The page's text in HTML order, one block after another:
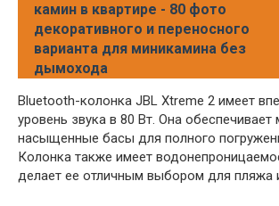
камин в квартире - 80 фото
декоративного и переносного
варианта для миникамина без
дымохода
Bluetooth-колонка JBL Xtreme 2 имеет
уровень звука в 80 Вт. Она
насыщенные басы для полного
Колонка также имеет
делает ее отличным выбором для пляжа